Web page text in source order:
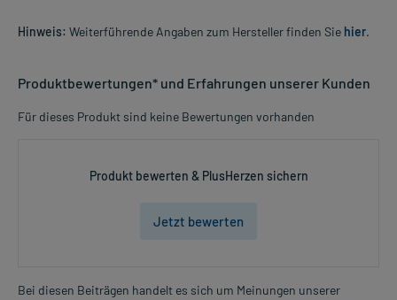
Hinweis: Weiterführende Angaben zum Hersteller finden Sie hier.
Produktbewertungen* und Erfahrungen unserer Kunden
Für dieses Produkt sind keine Bewertungen vorhanden
Produkt bewerten & PlusHerzen sichern
Jetzt bewerten
Bei diesen Beiträgen handelt es sich um Meinungen unserer